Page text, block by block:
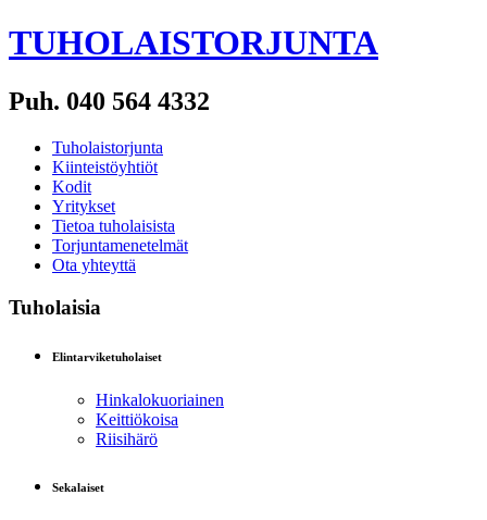
TUHOLAISTORJUNTA
Puh. 040 564 4332
Tuholaistorjunta
Kiinteistöyhtiöt
Kodit
Yritykset
Tietoa tuholaisista
Torjuntamenetelmät
Ota yhteyttä
Tuholaisia
Elintarviketuholaiset
Hinkalokuoriainen
Keittiökoisa
Riisihärö
Sekalaiset